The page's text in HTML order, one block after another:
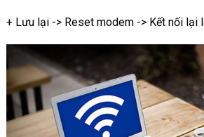
+ Lưu lại -> Reset modem -> Kết nối lại